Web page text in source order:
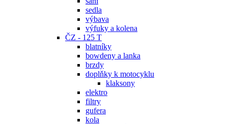
sedla
výbava
výfuky a kolena
ČZ - 125 T
blatníky
bowdeny a lanka
brzdy
doplňky k motocyklu
klaksony
elektro
filtry
gufera
kola